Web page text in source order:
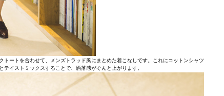
ートを合わせて、メンズトラッド風にまとめた着こなしです。これにコットンシャツ
イストミックスすることで、洒落感がぐんと上がります。